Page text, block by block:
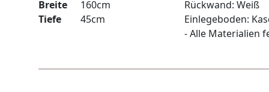
Breite
160cm
Tiefe
45cm
Rückwand: Weiß
Einlegeboden:
- Alle Materialien